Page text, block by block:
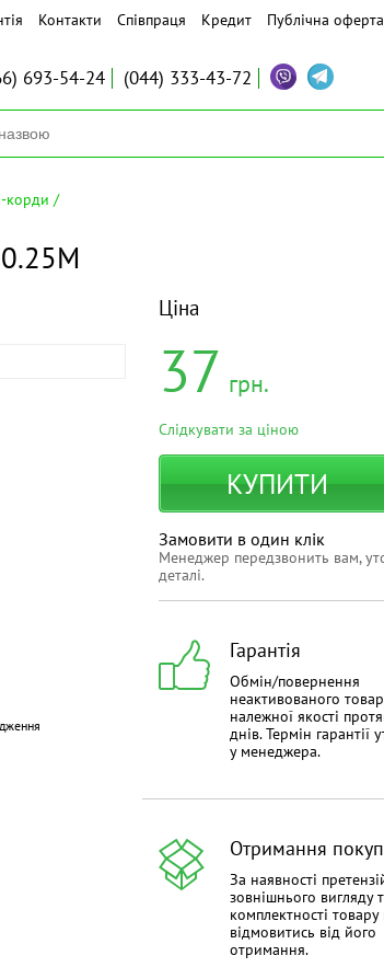
Контакти Співпраця Кредит Публічна оферта
693-54-24 (044) 333-43-72
корди
Ціна
37 грн.
Слідкувати за ціною
КУПИТИ
Замовити в один клік
Менеджер передзвонить вам,
деталі.
Гарантія
Обмін/повернення
неактивованого
належної якості
днів. Термін гарантії
у менеджера.
Отримання
За наявності
зовнішнього вигляду
комплектності
відмовитись від його
отримання.